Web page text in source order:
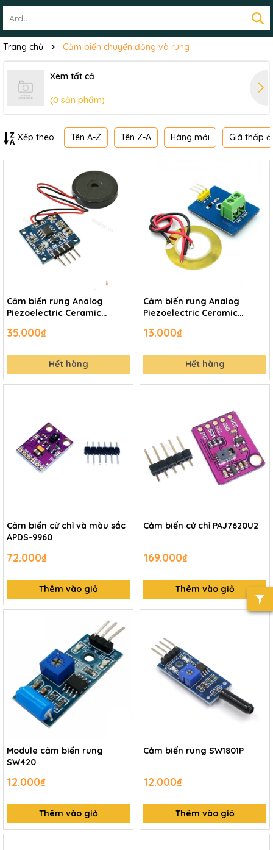
Trang chủ Cảm biến chuyển động và rung
Xem tất cả
(0 sản phẩm)
Xếp theo: Tên A-Z Tên Z-A Hàng mới Giá thấp
Cảm biến rung Analog
Piezoelectric Ceramic
35.000₫
Hết hàng
Cảm biến rung Analog
Piezoelectric Ceramic
13.000₫
Hết hàng
Cảm biến cử chỉ và màu sắc
APDS-9960
72.000₫
Thêm vào giỏ
Cảm biến cử chỉ PAJ7620U2
169.000₫
Thêm vào giỏ
Module cảm biến rung
SW420
12.000₫
Thêm vào giỏ
Cảm biến rung SW1801P
12.000₫
Thêm vào giỏ